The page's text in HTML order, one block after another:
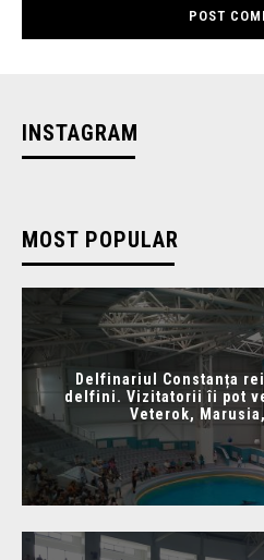
INSTAGRAM
MOST POPULAR
Delfinariul Constanța
delfini. Vizitatorii îi pot
Veterok,